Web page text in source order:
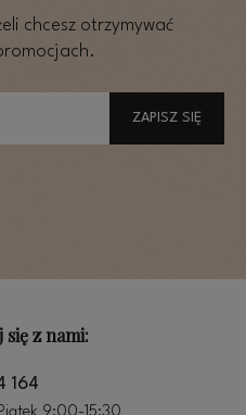
chcesz otrzymywać
ZAPISZ SIĘ
z nami:
164